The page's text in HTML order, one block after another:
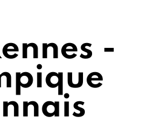
-